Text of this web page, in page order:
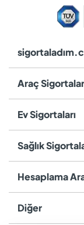
Araç
Ev Sigortaları
Sağlık
Hesaplama
Diğer